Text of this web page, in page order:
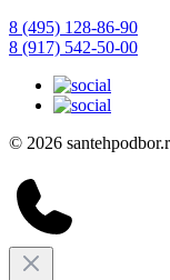
8 (495) 128-86-90
8 (917) 542-50-00
© 2026